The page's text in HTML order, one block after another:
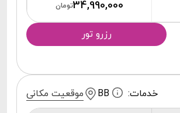
34,990,000تومان
رزرو تور
خدمات: BB موقعیت مکانی